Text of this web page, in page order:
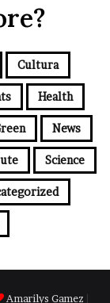
Cultura
Health
News
Science
Amarilys Gamez